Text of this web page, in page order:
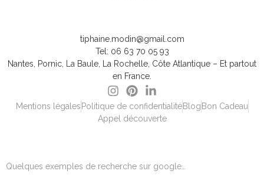
tiphaine.modin@gmail.com
Tel: 06 63 70 05 93
Nantes, Pornic, La Baule, La Rochelle, Côte Atlantique – Et partout
en France.
Mentions légales Politique de confidentialité Blog Bon Cadeau
Appel découverte
Quelques exemples de recherche sur google…